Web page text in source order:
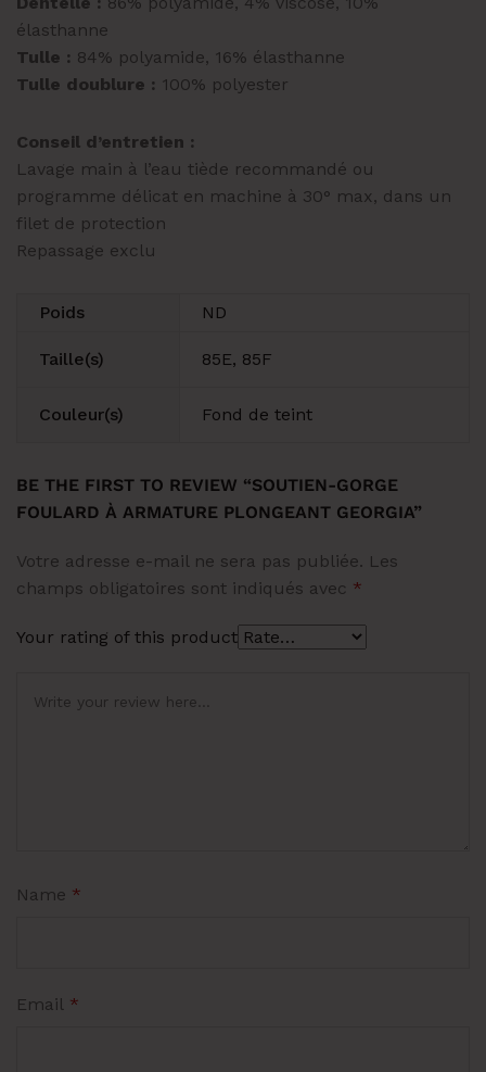
élasthanne
Tulle : 84% polyamide, 16% élasthanne
Tulle doublure : 100% polyester
Conseil d’entretien :
Lavage main à l’eau tiède recommandé ou
programme délicat en machine à 30° max, dans un
filet de protection
Repassage exclu
Poids ND
Taille(s) 85E, 85F
Couleur(s) Fond de teint
BE THE FIRST TO REVIEW “SOUTIEN-GORGE
FOULARD À ARMATURE PLONGEANT GEORGIA”
Votre adresse e-mail ne sera pas publiée. Les
champs obligatoires sont indiqués avec *
Your rating of this product
Name *
Email *